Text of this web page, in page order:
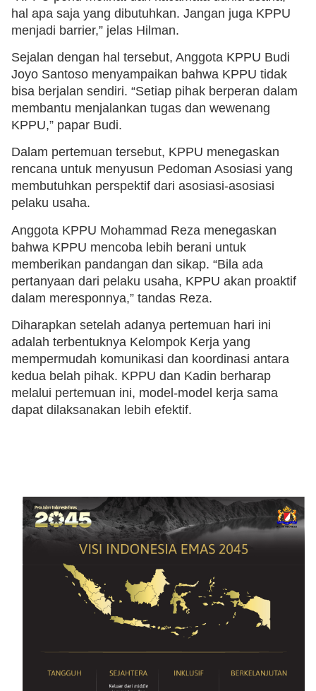
hal apa saja yang dibutuhkan. Jangan juga KPPU
menjadi barrier,” jelas Hilman.
Sejalan dengan hal tersebut, Anggota KPPU Budi
Joyo Santoso menyampaikan bahwa KPPU tidak
bisa berjalan sendiri. “Setiap pihak berperan dalam
membantu menjalankan tugas dan wewenang
KPPU,” papar Budi.
Dalam pertemuan tersebut, KPPU menegaskan
rencana untuk menyusun Pedoman Asosiasi yang
membutuhkan perspektif dari asosiasi-asosiasi
pelaku usaha.
Anggota KPPU Mohammad Reza menegaskan
bahwa KPPU mencoba lebih berani untuk
memberikan pandangan dan sikap. “Bila ada
pertanyaan dari pelaku usaha, KPPU akan proaktif
dalam meresponnya,” tandas Reza.
Diharapkan setelah adanya pertemuan hari ini
adalah terbentuknya Kelompok Kerja yang
mempermudah komunikasi dan koordinasi antara
kedua belah pihak. KPPU dan Kadin berharap
melalui pertemuan ini, model-model kerja sama
dapat dilaksanakan lebih efektif.